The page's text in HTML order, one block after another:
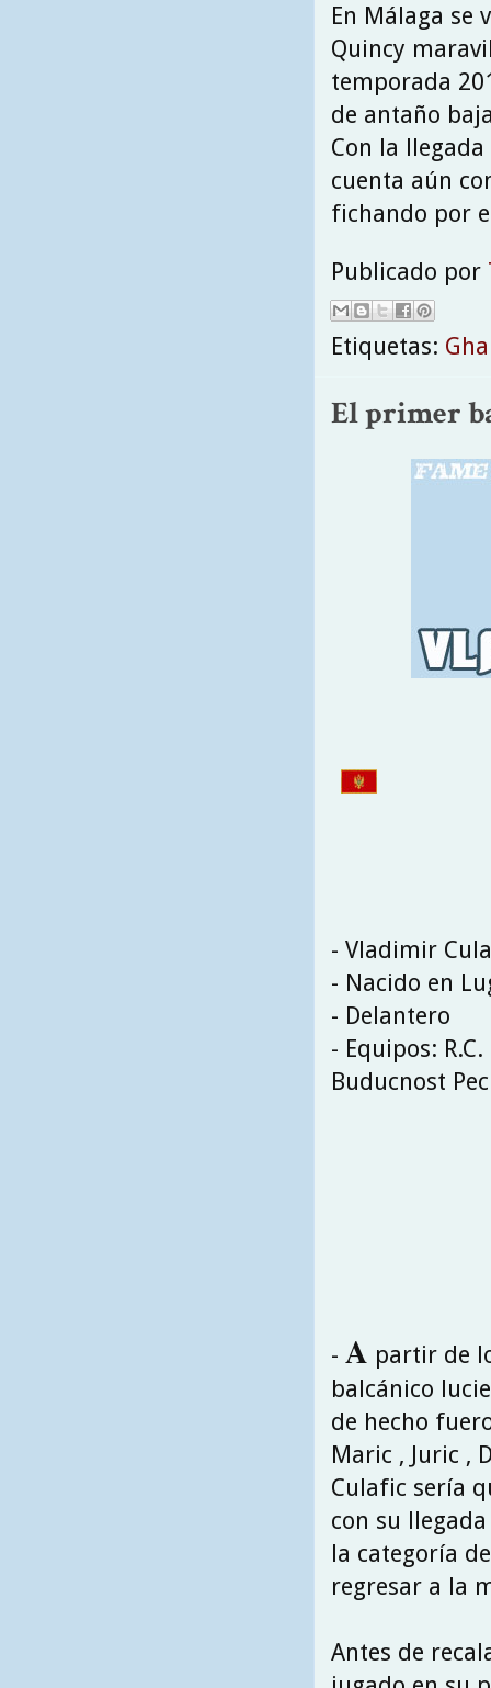
En Málaga se
Quincy
temporada
de antaño
Con la
cuenta aún
fichando por
Publicado por
Etiquetas:
El primer
- Vladimir
- Nacido en
- Delantero
- Equipos:
Buducnost
- A partir de
balcánico
de hecho
Maric , Juric ,
Culafic sería
con su
la categoría
regresar a la
Antes de